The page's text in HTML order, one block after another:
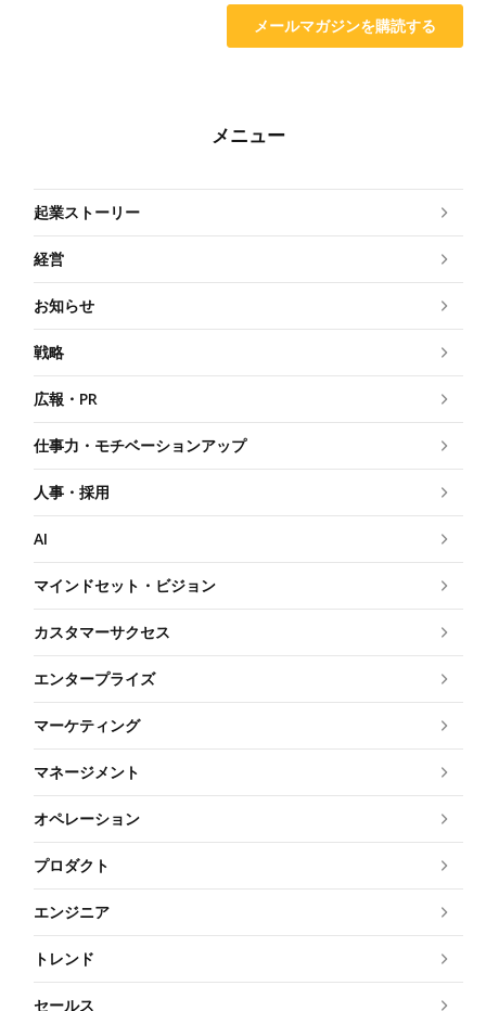
メニュー
起業ストーリー
経営
お知らせ
戦略
広報・PR
仕事力・モチベーションアップ
人事・採用
AI
マインドセット・ビジョン
カスタマーサクセス
エンタープライズ
マーケティング
マネージメント
オペレーション
プロダクト
エンジニア
トレンド
セールス